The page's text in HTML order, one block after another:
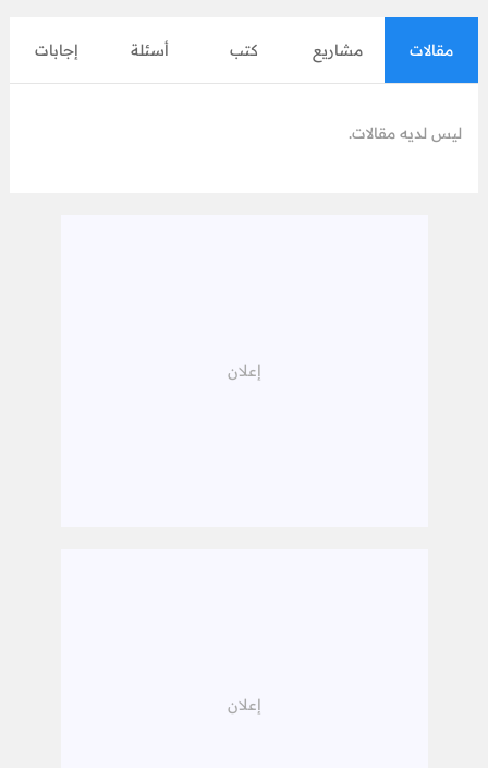
مقالات مشاريع كتب أسئلة إجابات
ليس لديه مقالات.